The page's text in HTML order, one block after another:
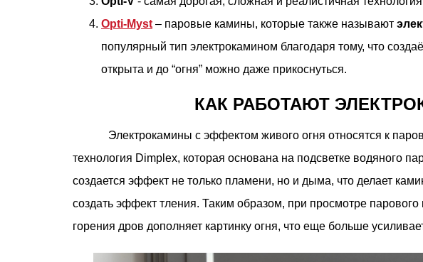
Opti-Myst – паровые камины, которые также называют
популярный тип электрокамином благодаря тому, что
открыта и до “огня” можно даже прикоснуться.
КАК РАБОТАЮТ
Электрокамины с эффектом живого огня относятся к
технология Dimplex, которая основана на подсветке водяного
создается эффект не только пламени, но и дыма, что делает
создать эффект тления. Таким образом, при просмотре
горения дров дополняет картинку огня, что еще больше